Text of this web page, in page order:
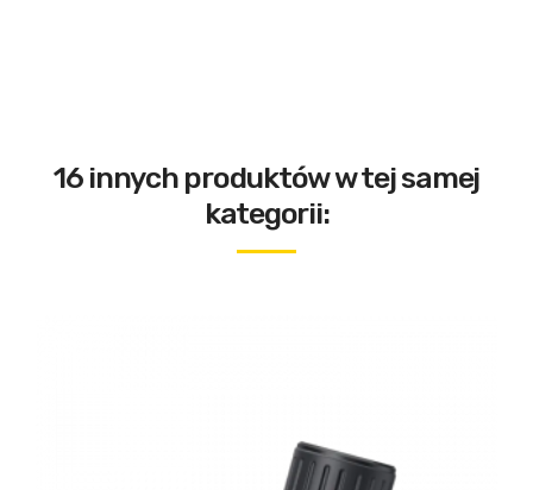
16 innych produktów w tej samej
kategorii: